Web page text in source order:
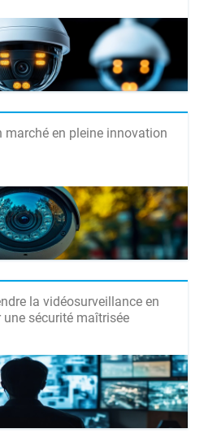
marché en pleine innovation
la vidéosurveillance en
sécurité maîtrisée